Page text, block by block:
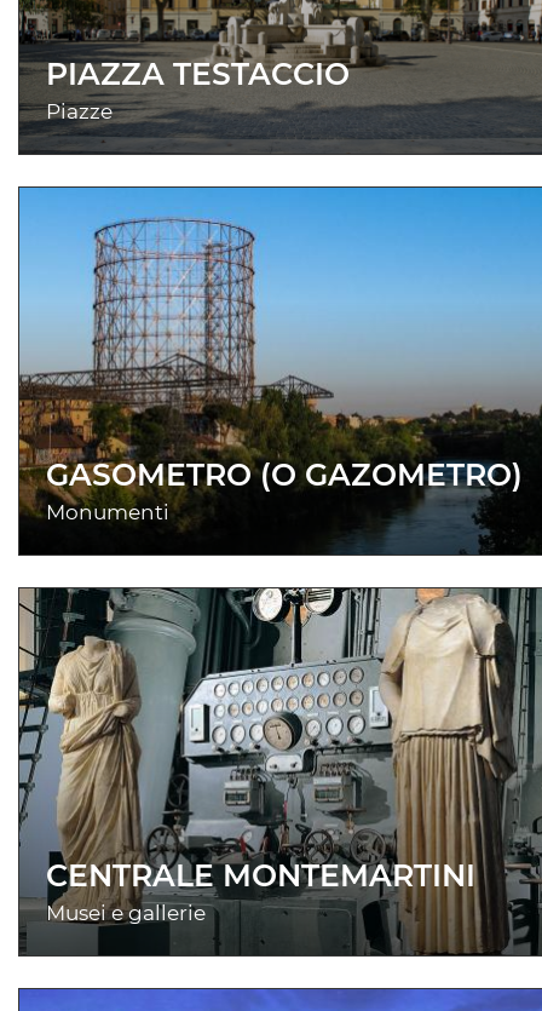
PIAZZA TESTACCIO
Piazze
GASOMETRO (O GAZOMETRO)
Monumenti
CENTRALE MONTEMARTINI
Musei e gallerie